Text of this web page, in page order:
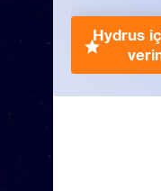
Hydrus